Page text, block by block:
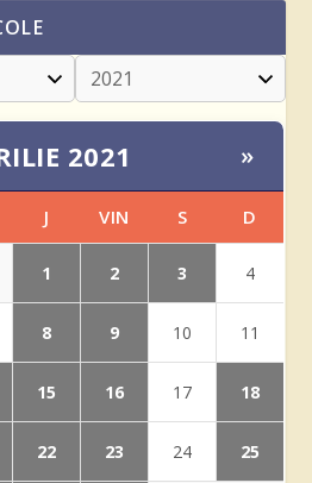
2021 »
J VIN S D
1 2 3 4
8 9 10 11
15 16 17 18
22 23 24 25